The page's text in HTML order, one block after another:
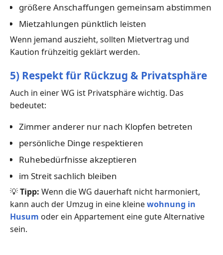
größere Anschaffungen gemeinsam abstimmen
Mietzahlungen pünktlich leisten
Wenn jemand auszieht, sollten Mietvertrag und
Kaution frühzeitig geklärt werden.
5) Respekt für Rückzug & Privatsphäre
Auch in einer WG ist Privatsphäre wichtig. Das
bedeutet:
Zimmer anderer nur nach Klopfen betreten
persönliche Dinge respektieren
Ruhebedürfnisse akzeptieren
im Streit sachlich bleiben
💡Tipp: Wenn die WG dauerhaft nicht harmoniert,
kann auch der Umzug in eine kleinewohnung in
Husum oder ein Appartement eine gute Alternative
sein.